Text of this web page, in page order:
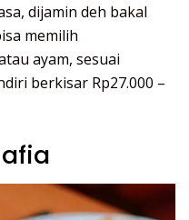
dijamin deh bakal
memilih
ayam, sesuai
berkisar Rp27.000 –